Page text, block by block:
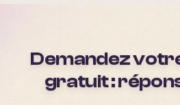
Demandez
gratuit :